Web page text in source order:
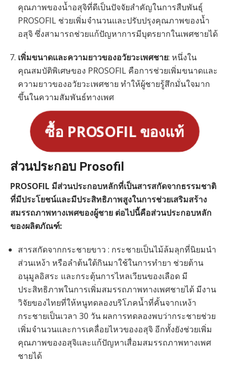
คุณภาพของน้ำอสุจิที่ดีเป็นปัจจัยสำคัญในการสืบพันธุ์
PROSOFIL ช่วยเพิ่มจำนวนและปรับปรุงคุณภาพของน้ำ
อสุจิ ซึ่งสามารถช่วยแก้ปัญหาการมีบุตรยากในเพศชายได้
เพิ่มขนาดและความยาวของอวัยวะเพศชาย: หนึ่งใน
คุณสมบัติพิเศษของ PROSOFIL คือการช่วยเพิ่มขนาดและ
ความยาวของอวัยวะเพศชาย ทำให้ผู้ชายรู้สึกมั่นใจมาก
ขึ้นในความสัมพันธ์ทางเพศ
ซื้อ PROSOFIL ของแท้
ส่วนประกอบ Prosofil
PROSOFIL มีส่วนประกอบหลักที่เป็นสารสกัดจากธรรมชาติ
ที่มีประโยชน์และมีประสิทธิภาพสูงในการช่วยเสริมสร้าง
สมรรถภาพทางเพศของผู้ชาย ต่อไปนี้คือส่วนประกอบหลัก
ของผลิตภัณฑ์:
สารสกัดจากกระชายขาว : กระชายเป็นไม้ล้มลุกที่นิยมนำ
ส่วนเหง้า หรือลำต้นใต้กินมาใช้ในการทำยา ช่วยต้าน
อนุมูลอิสระ และกระตุ้นการไหลเวียนของเลือด มี
ประสิทธิภาพในการเพิ่มสมรรถภาพทางเพศชายได้ มีงาน
วิจัยของไทยที่ให้หนูทดลองบริโภคน้ำที่คั้นจากเหง้า
กระชายเป็นเวลา 30 วัน ผลการทดลองพบว่ากระชายช่วย
เพิ่มจำนวนและการเคลื่อยไหวของอสุจิ อีกทั้งยังช่วยเพิ่ม
คุณภาพของอสุจิและแก้ปัญหาเสื่อมสมรรถภาพทางเพศ
ชายได้